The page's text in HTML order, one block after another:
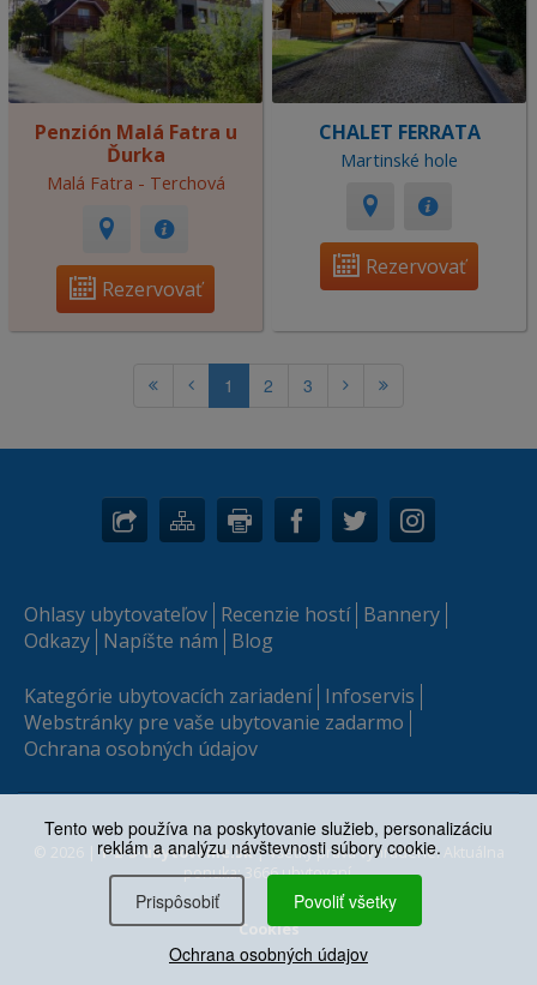
Tento web používa na poskytovanie služieb, personalizáciu
reklám a analýzu návštevnosti súbory cookie.
Prispôsobiť Povoliť všetky
Ochrana osobných údajov
Penzión Malá Fatra u
Ďurka
Malá Fatra - Terchová
Rezervovať
CHALET FERRATA
Martinské hole
Rezervovať
1 2 3
Ohlasy ubytovateľov Recenzie hostí Bannery
Odkazy Napíšte nám Blog
Kategórie ubytovacích zariadení Infoservis
Webstránky pre vaše ubytovanie zadarmo
Ochrana osobných údajov
© 2026 |1-2-3-ubytovanie.sk| Všetky práva vyhradené. Aktuálna
ponuka: 3666 ubytovaní.
Cookies